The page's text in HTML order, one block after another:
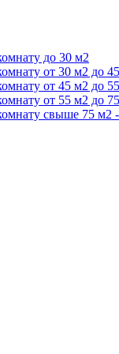
до 30 м2
от 30 м2 до
от 45 м2 до
от 55 м2 до
свыше 75 м2